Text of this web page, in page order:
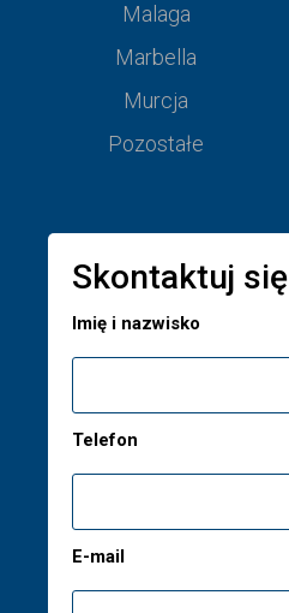
Malaga
Marbella
Murcja
Pozostałe
Skontaktuj się
Imię i nazwisko
Telefon
E-mail